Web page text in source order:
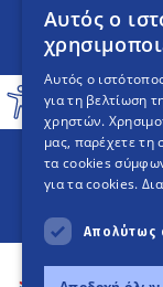
Αυτός ο
Αυτός ο
για τη βελτίωση
χρηστών.
μας, παρέχετε τη
τα cookies
για τα cookies.
Απολύτως